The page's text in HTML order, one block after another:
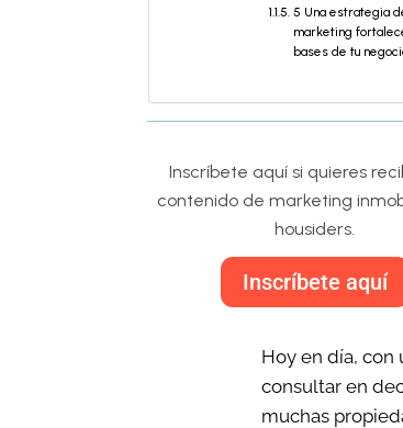
5 Una estrategia
marketing
bases de tu
Inscríbete aquí si quieres
contenido de marketing
housiders.
Inscríbete aquí
Hoy en día,
consultar en
muchas